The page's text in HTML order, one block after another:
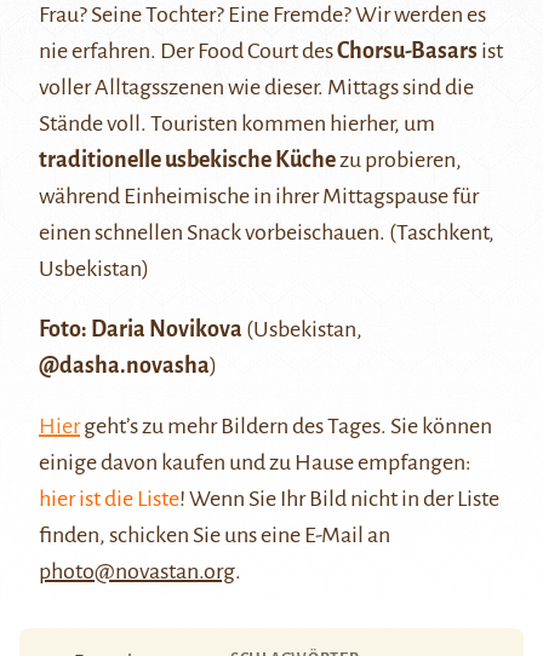
Frau? Seine Tochter? Eine Fremde? Wir werden es
nie erfahren. Der Food Court desChorsu-Basars ist
voller Alltagsszenen wie dieser. Mittags sind die
Stände voll. Touristen kommen hierher, um
traditionelle usbekische Küchezu probieren,
während Einheimische in ihrer Mittagspause für
einen schnellen Snack vorbeischauen. (Taschkent,
Usbekistan)
Foto: Daria Novikova (Usbekistan,
@dasha.novasha)
Hiergeht’s zu mehr Bildern des Tages. Sie können
einige davon kaufen und zu Hause empfangen:
hier ist die Liste! Wenn Sie Ihr Bild nicht in der Liste
finden, schicken Sie uns eine E-Mail an
photo@novastan.org.